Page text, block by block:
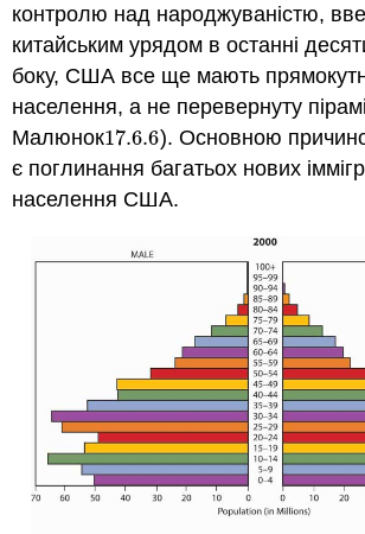
контролю над народжуваністю,
китайським урядом в останні
боку, США все ще мають
населення, а не перевернуту
Малюнок17.6.6
17.6.6). Основною
є поглинання багатьох нових
населення США.